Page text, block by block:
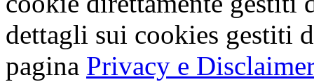
dettagli sui cookies gestiti
pagina Privacy e Disclaimer